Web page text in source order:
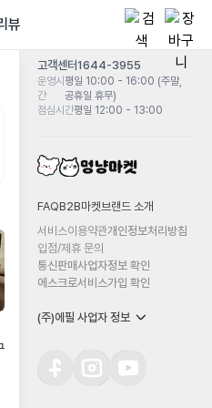
뷰
고객센터1644-3955
운영시
간
평일 10:00 - 16:00 (주말,
공휴일 휴무)
점심시간평일 12:00 - 13:00
FAQB2B마켓 브랜드 소개
서비스이용약관개인정보처리방침
입점/제휴 문의
통신판매사업자정보 확인
에스크로서비스가입 확인
(주)에필 사업자 정보